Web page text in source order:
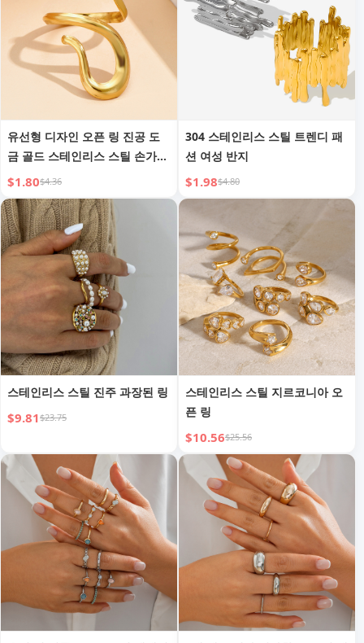
유선형 디자인 오픈 링 진공 도
금 골드 스테인리스 스틸 손가락
반지
$1.80$4.36
304 스테인리스 스틸 트렌디 패
션 여성 반지
$1.98$4.80
스테인리스 스틸 진주 과장된 링
$9.81$23.75
스테인리스 스틸 지르코니아 오
픈 링
$10.56$25.56